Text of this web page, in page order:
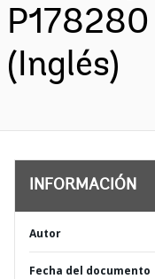
P178280
(Inglés)
INFORMACIÓN
Autor
Fecha del documento